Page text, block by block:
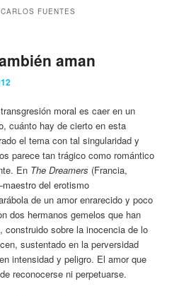
CARLOS FUENTES
aman
moral es caer en un
cuánto hay de cierto en esta
el tema con tal singularidad y
parece tan trágico como romántico
En The Dreamers (Francia,
del erotismo
de un amor enrarecido y poco
dos hermanos gemelos que han
construido sobre la inocencia de lo
sustentado en la perversidad
intensidad y peligro. El amor que
reconocerse ni perpetuarse.